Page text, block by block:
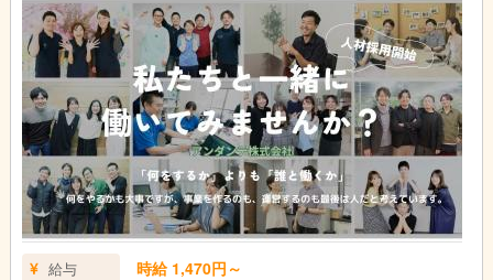
給与 時給 1,470円～